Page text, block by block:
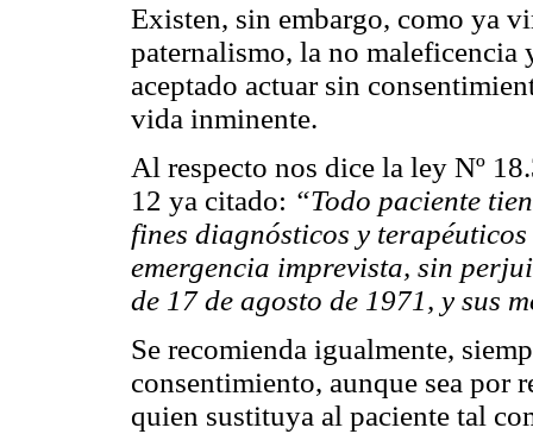
Existen, sin embargo, como ya
paternalismo, la no maleficencia
aceptado actuar sin
vida inminente.
Al respecto nos dice la ley Nº
12 ya citado: “Todo paciente
fines diagnósticos y
emergencia imprevista, sin
de 17 de agosto de 1971, y sus
Se recomienda igualmente,
consentimiento, aunque sea por
quien sustituya al paciente tal